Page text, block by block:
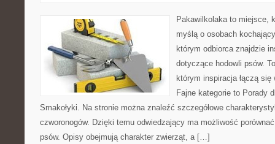
Pakawilkolaka to miejsce,
myślą o osobach
którym odbiorca znajdzie
dotyczące hodowli psów.
którym inspiracja łączą
Fajne kategorie to Porady
Smakołyki. Na stronie można znaleźć szczegółowe
czworonogów. Dzięki temu odwiedzający ma możliwość
psów. Opisy obejmują charakter zwierząt, a […]